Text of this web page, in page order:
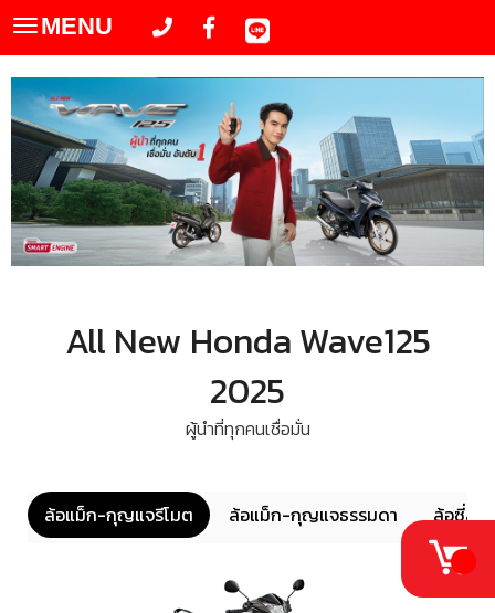
Toggle
navigation
MENU
All New Honda Wave125
2025
ผู้นำที่ทุกคนเชื่อมั่น
ล้อแม็ก-กุญแจรีโมต ล้อแม็ก-กุญแจธรรมดา ล้อซี่ลว